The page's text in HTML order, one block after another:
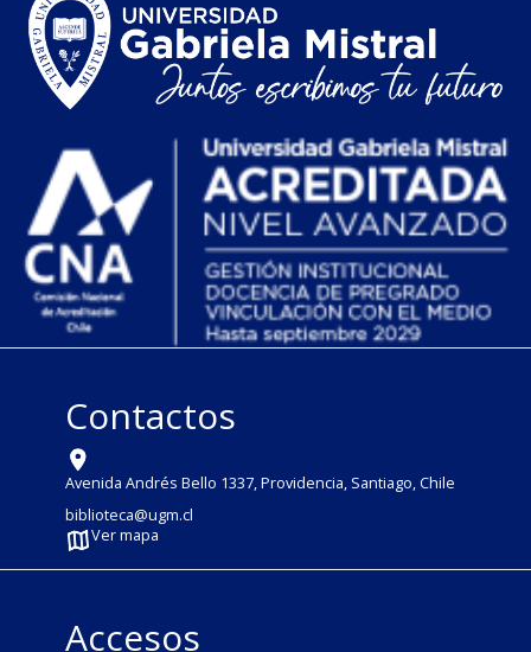
Contactos
Avenida Andrés Bello 1337, Providencia, Santiago, Chile
biblioteca@ugm.cl
Ver mapa
Accesos